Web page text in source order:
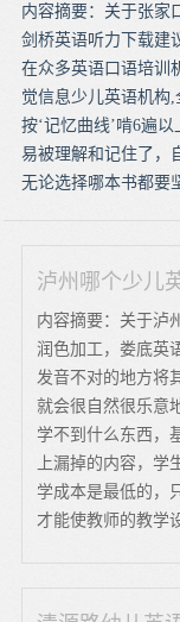
内容摘要：关于张家
剑桥英语听力下载建
在众多英语口语培训
觉信息少儿英语机构,
按‘记忆曲线’啃6遍
易被理解和记住了，
无论选择哪本书都要
泸州哪个少儿
内容摘要：关于泸
润色加工，娄底英
发音不对的地方将
就会很自然很乐意
学不到什么东西，
上漏掉的内容，
学成本是最低的，
才能使教师的教学